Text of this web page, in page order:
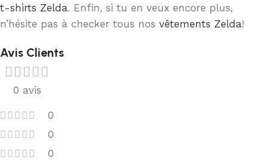
t-shirts Zelda. Enfin, si tu en veux encore plus,
n’hésite pas à checker tous nos vêtements Zelda!
Avis Clients
0 avis
0
0
0